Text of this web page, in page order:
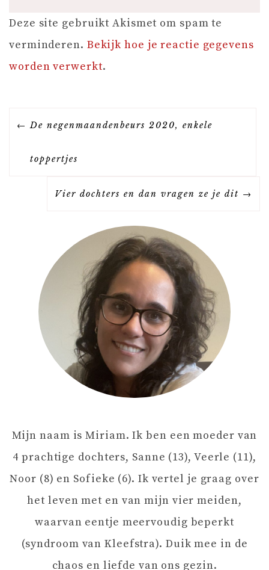
Deze site gebruikt Akismet om spam te
verminderen. Bekijk hoe je reactie gegevens
worden verwerkt.
B
I
G
T
De negenmaandenbeurs 2020, enkele
toppertjes
Vier dochters en dan vragen ze je dit
Mijn naam is Miriam. Ik ben een moeder van
4 prachtige dochters, Sanne (13), Veerle (11),
Noor (8) en Sofieke (6). Ik vertel je graag over
het leven met en van mijn vier meiden,
waarvan eentje meervoudig beperkt
(syndroom van Kleefstra). Duik mee in de
chaos en liefde van ons gezin.